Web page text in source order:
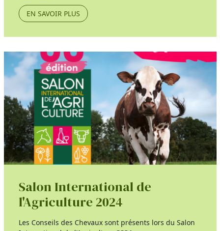
EN SAVOIR PLUS
Salon International de
l'Agriculture 2024
Les Conseils des Chevaux sont présents lors du Salon